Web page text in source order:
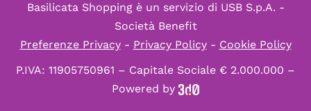
Basilicata Shopping è un servizio di USB S.p.A. -
Società Benefit
Preferenze Privacy- Privacy Policy- Cookie Policy
P.IVA: 11905750961 – Capitale Sociale € 2.000.000 –
Powered by